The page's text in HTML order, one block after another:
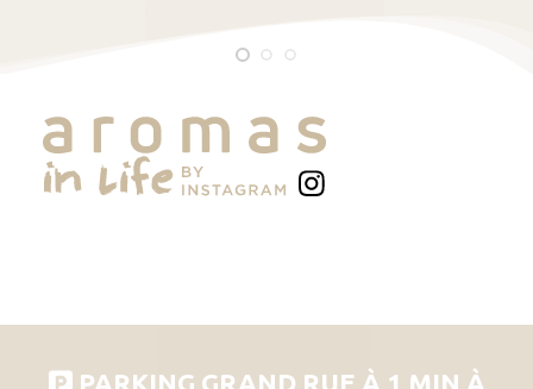
PARKING GRAND RUE À 1 MIN À